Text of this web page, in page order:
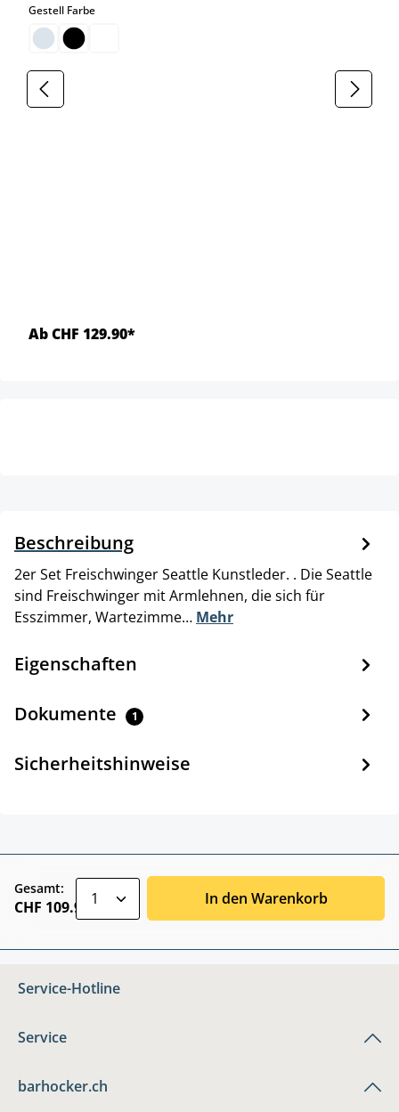
Gestell Farbeauswählen
Ab CHF 129.90*
Beschreibung
2er Set Freischwinger Seattle Kunstleder. . Die Seattle
sind Freischwinger mit Armlehnen, die sich für
Esszimmer, Wartezimme… Mehr
Eigenschaften
Dokumente 1
Sicherheitshinweise
Gesamt:
CHF 109.90 In den Warenkorb
Service-Hotline
Service
barhocker.ch